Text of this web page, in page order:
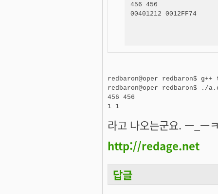
456 456
00401212 0012FF74
redbaron@oper redbaron$
redbaron@oper redbaron$ ./
456 456
라고 나오는군요. ㅡ_ㅡ
http://redage.net
답글